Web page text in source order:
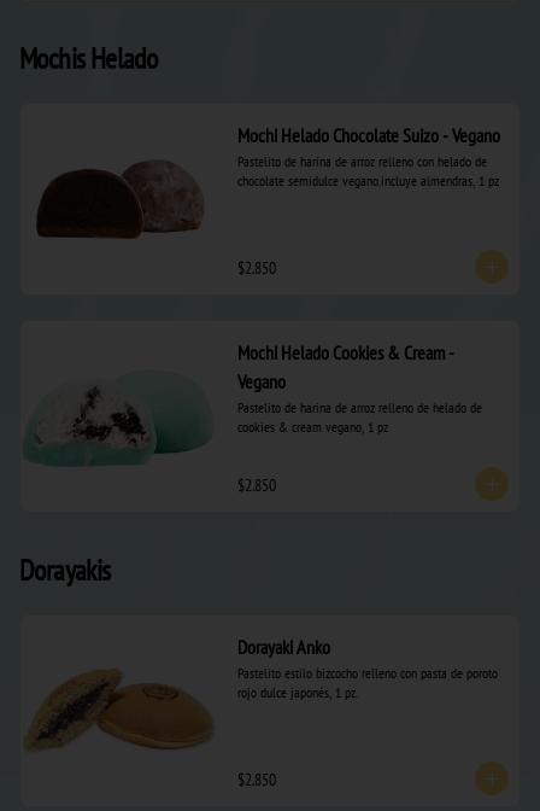
Mochis Helado
Mochi Helado Chocolate Suizo - Vegano
Pastelito de harina de arroz relleno con helado de
chocolate semidulce vegano.incluye almendras, 1 pz
$2.850
Mochi Helado Cookies & Cream -
Vegano
Pastelito de harina de arroz relleno de helado de
cookies & cream vegano, 1 pz
$2.850
Dorayakis
Dorayaki Anko
Pastelito estilo bizcocho relleno con pasta de poroto
rojo dulce japonés, 1 pz.
$2.850